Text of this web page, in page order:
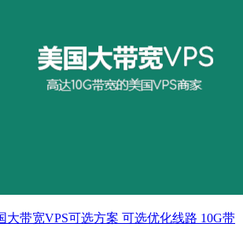
大带宽VPS可选方案 可选优化线路 10G带